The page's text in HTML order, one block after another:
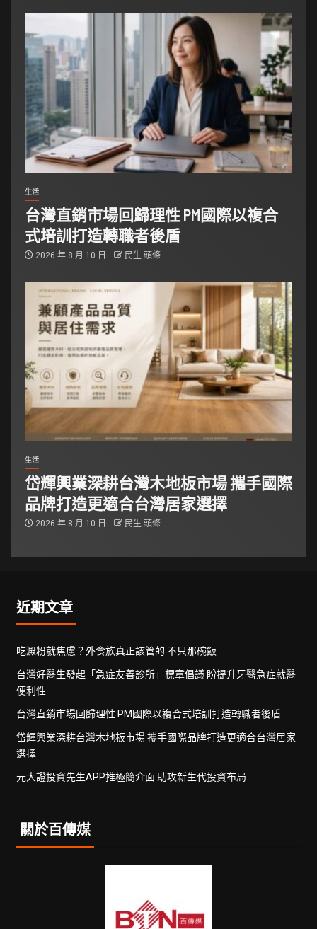
生活
台灣直銷市場回歸理性 PM國際以複合
式培訓打造轉職者後盾
2026 年 8 月 10 日 民生 頭條
生活
岱輝興業深耕台灣木地板市場 攜手國際
品牌打造更適合台灣居家選擇
2026 年 8 月 10 日 民生 頭條
近期文章
吃澱粉就焦慮？外食族真正該管的 不只那碗飯
台灣好醫生發起「急症友善診所」標章倡議 盼提升牙醫急症就醫
便利性
台灣直銷市場回歸理性 PM國際以複合式培訓打造轉職者後盾
岱輝興業深耕台灣木地板市場 攜手國際品牌打造更適合台灣居家
選擇
元大證投資先生APP推極簡介面 助攻新生代投資布局
關於百傳媒